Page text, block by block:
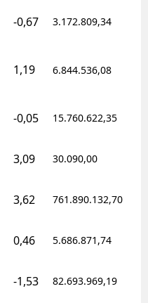
-0,67 3.172.809,34
1,19 6.844.536,08
-0,05 15.760.622,35
3,09 30.090,00
3,62 761.890.132,70
0,46 5.686.871,74
-1,53 82.693.969,19